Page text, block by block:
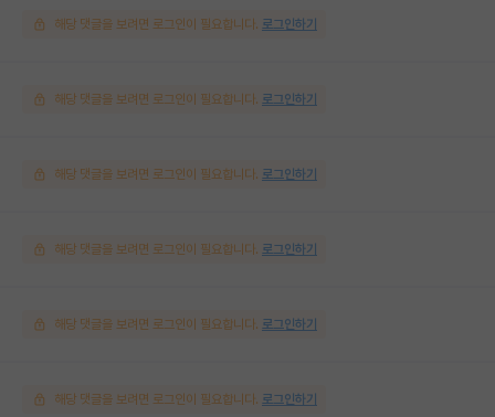
해당 댓글을 보려면 로그인이 필요합니다. 로그인하기
해당 댓글을 보려면 로그인이 필요합니다. 로그인하기
해당 댓글을 보려면 로그인이 필요합니다. 로그인하기
해당 댓글을 보려면 로그인이 필요합니다. 로그인하기
해당 댓글을 보려면 로그인이 필요합니다. 로그인하기
해당 댓글을 보려면 로그인이 필요합니다. 로그인하기